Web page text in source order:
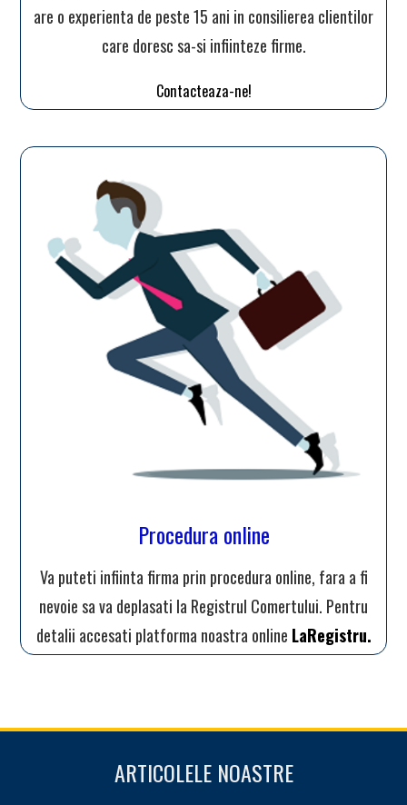
are o experienta de peste 15 ani in consilierea clientilor
care doresc sa-si infiinteze firme.
Contacteaza-ne!
Procedura online
Va puteti infiinta firma prin procedura online, fara a fi
nevoie sa va deplasati la Registrul Comertului. Pentru
detalii accesati platforma noastra online LaRegistru.
ARTICOLELE NOASTRE